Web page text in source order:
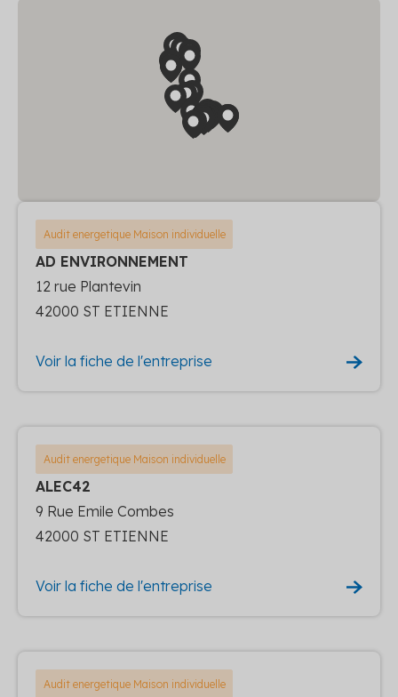
Audit energetique Maison individuelle
AD ENVIRONNEMENT
12 rue Plantevin
42000 ST ETIENNE
Voir la fiche de l'entreprise
Audit energetique Maison individuelle
ALEC42
9 Rue Emile Combes
42000 ST ETIENNE
Voir la fiche de l'entreprise
Audit energetique Maison individuelle